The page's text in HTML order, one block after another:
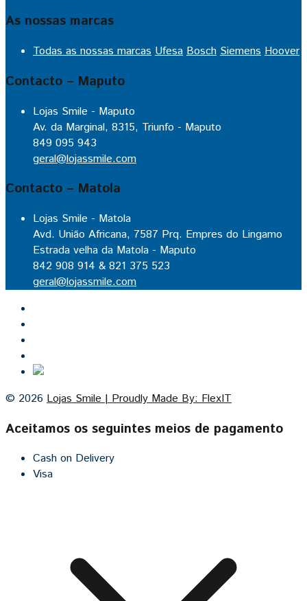
As nossas marcas
Todas as nossas marcas Ufesa Bosch Siemens Hoover
Contacto – Maputo
Lojas Smile - Maputo
Av. da Marginal, 8315, Triunfo - Maputo
849 095 943
geral@lojassmile.com
Contacto – Matola
Lojas Smile - Matola
Avd. União Africana, 7587 Prq. Empres do Lingamo
Estrada velha da Matola - Maputo
842 908 914 & 821 375 523
geral@lojassmile.com
© 2026 Lojas Smile | Proudly Made By: FlexIT
Aceitamos os seguintes meios de pagamento
Cash on Delivery
Visa